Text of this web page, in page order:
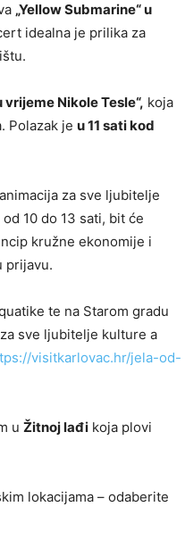
„Yellow Submarine“ u
idealna je prilika za
Nikole Tesle“, koja
Polazak je u 11 sati kod
za sve ljubitelje
10 do 13 sati, bit će
kružne ekonomije i
prijavu.
te na Starom gradu
sve ljubitelje kulture a
visitkarlovac.hr/jela-od-
u Žitnoj lađi koja plovi
lokacijama – odaberite